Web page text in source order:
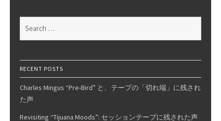
Jazz
Series
Vol.8
for:
RECENT POSTS
Charles Mingus “Pre-Bird” と、テープの「切れ端」に残され
た声
Revisiting “Tijuana Moods”: セッションテープに残された声